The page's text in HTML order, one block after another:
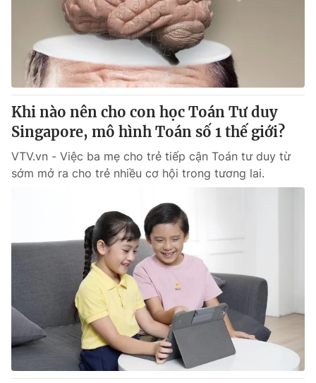
® Cấm sao chép dưới mọi hình thức nếu không có sự chấp
thuận bằng văn bản. Ghi rõ nguồn VTV.vn khi phát hành lại
thông tin từ website này.
Khi nào nên cho con học Toán Tư duy
Singapore, mô hình Toán số 1 thế giới?
VTV.vn - Việc ba mẹ cho trẻ tiếp cận Toán tư duy từ
sớm mở ra cho trẻ nhiều cơ hội trong tương lai.